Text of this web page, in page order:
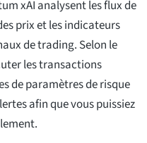
xAI analysent les flux de
prix et les indicateurs
de trading. Selon le
les transactions
de paramètres de risque
afin que vous puissiez